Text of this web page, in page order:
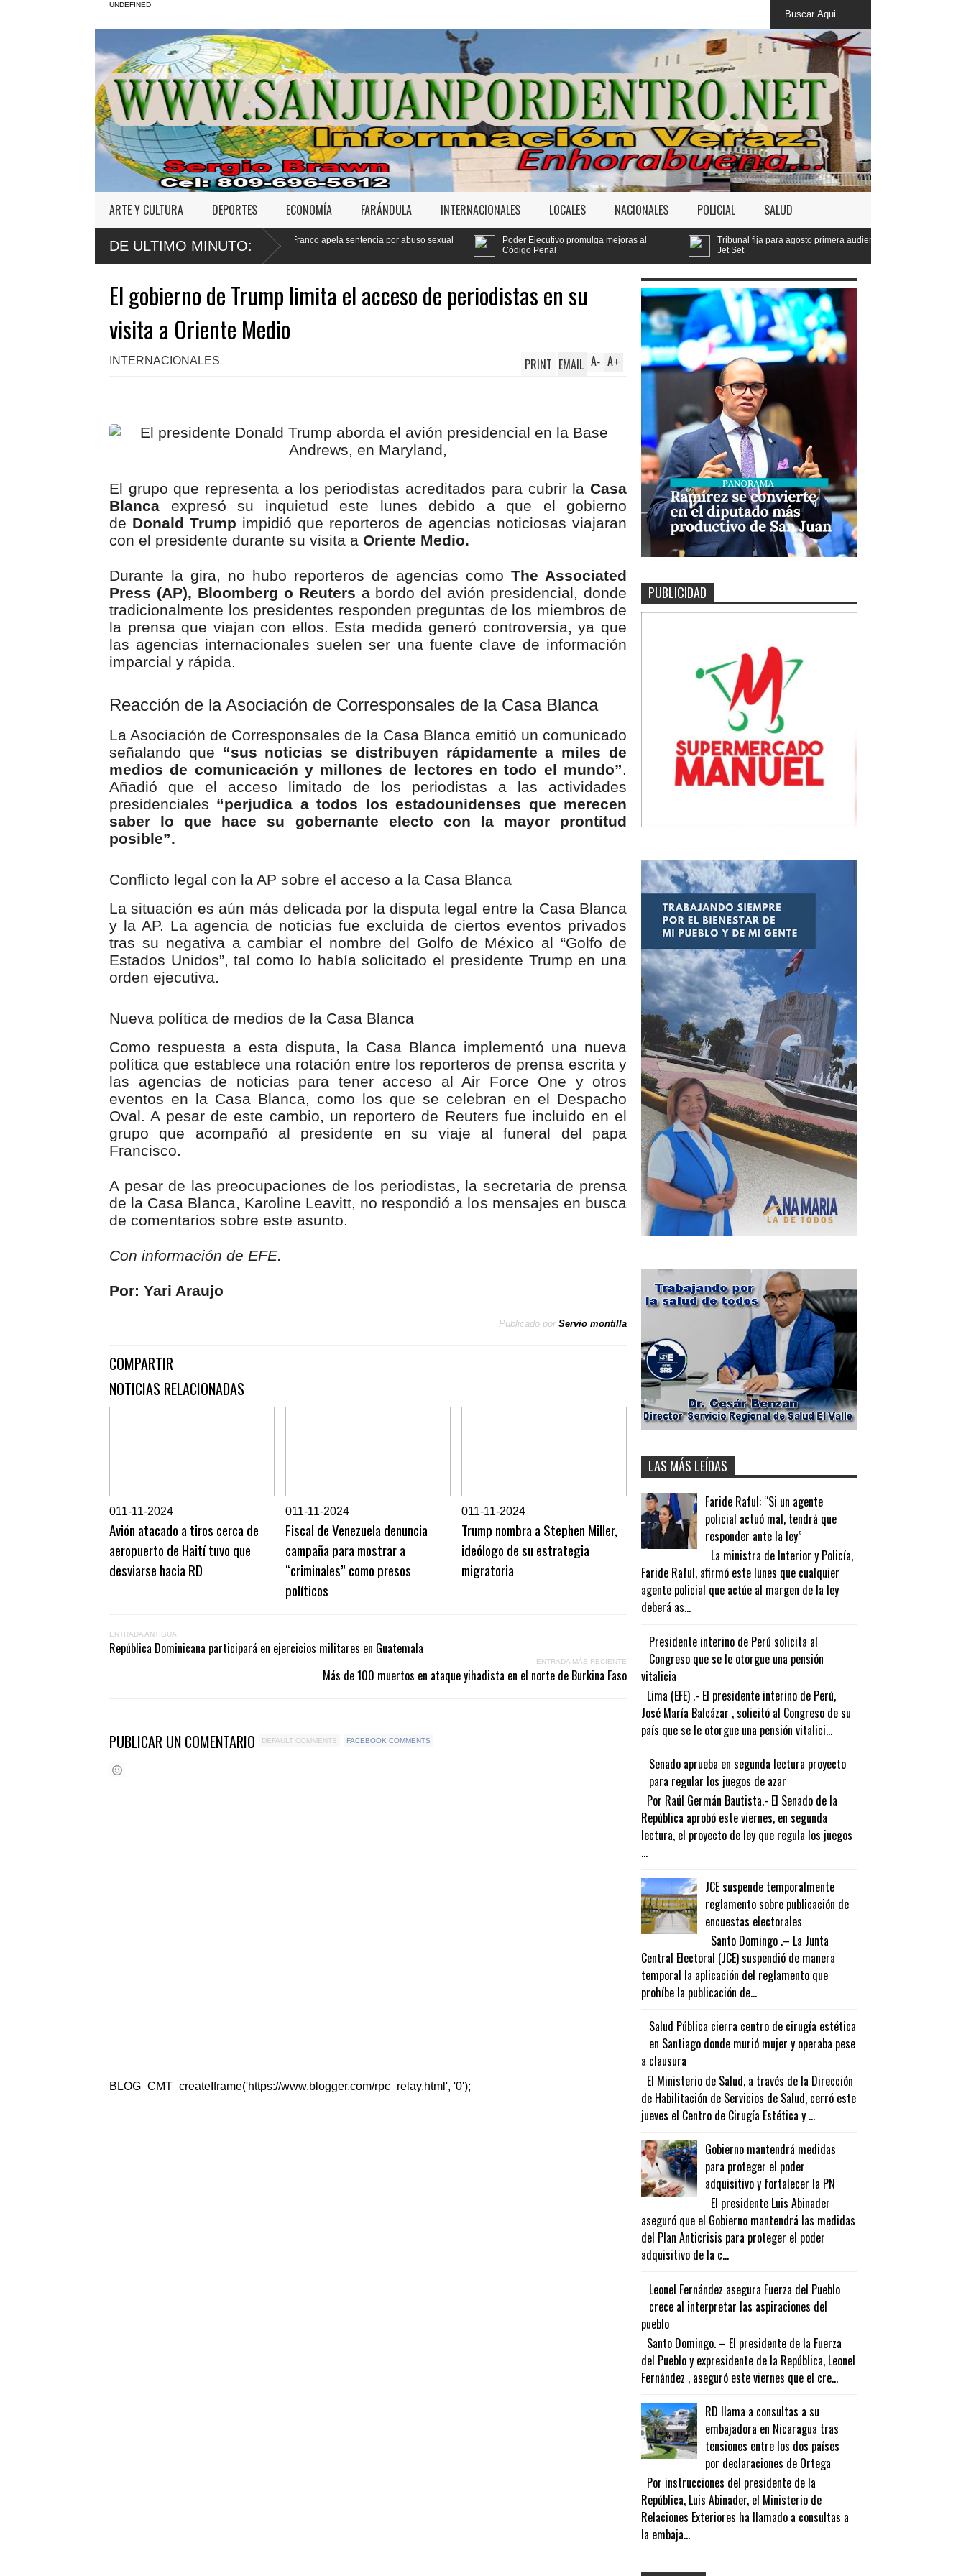
UNDEFINED
ARTE Y CULTURA DEPORTES ECONOMÍA FARÁNDULA INTERNACIONALES LOCALES NACIONALES POLICIAL SALUD
DE ULTIMO MINUTO:
Defensa de Wander Franco apela sentencia por abuso sexual
a menor
Poder Ejecutivo promulga mejoras al
Tribunal fija para agosto primera audiencia de fondo por derrumbe del
El gobierno de Trump limita el acceso de periodistas en su
visita a Oriente Medio
INTERNACIONALES A+
A-
PRINT EMAIL
El grupo que representa a los periodistas acreditados para cubrir la Casa
Blanca expresó su inquietud este lunes debido a que el gobierno
de Donald Trump impidió que reporteros de agencias noticiosas viajaran
con el presidente durante su visita a Oriente Medio.
Durante la gira, no hubo reporteros de agencias como The Associated
Press (AP), Bloomberg o Reuters a bordo del avión presidencial, donde
tradicionalmente los presidentes responden preguntas de los miembros de
la prensa que viajan con ellos. Esta medida generó controversia, ya que
las agencias internacionales suelen ser una fuente clave de información
imparcial y rápida.
Reacción de la Asociación de Corresponsales de la Casa Blanca
La Asociación de Corresponsales de la Casa Blanca emitió un comunicado
señalando que “sus noticias se distribuyen rápidamente a miles de
medios de comunicación y millones de lectores en todo el mundo”.
Añadió que el acceso limitado de los periodistas a las actividades
presidenciales “perjudica a todos los estadounidenses que merecen
saber lo que hace su gobernante electo con la mayor prontitud
posible”.
Conflicto legal con la AP sobre el acceso a la Casa Blanca
La situación es aún más delicada por la disputa legal entre la Casa Blanca
y la AP. La agencia de noticias fue excluida de ciertos eventos privados
tras su negativa a cambiar el nombre del Golfo de México al “Golfo de
Estados Unidos”, tal como lo había solicitado el presidente Trump en una
orden ejecutiva.
Nueva política de medios de la Casa Blanca
Como respuesta a esta disputa, la Casa Blanca implementó una nueva
política que establece una rotación entre los reporteros de prensa escrita y
las agencias de noticias para tener acceso al Air Force One y otros
eventos en la Casa Blanca, como los que se celebran en el Despacho
Oval. A pesar de este cambio, un reportero de Reuters fue incluido en el
grupo que acompañó al presidente en su viaje al funeral del papa
Francisco.
A pesar de las preocupaciones de los periodistas, la secretaria de prensa
de la Casa Blanca, Karoline Leavitt, no respondió a los mensajes en busca
de comentarios sobre este asunto.
Con información de EFE.
Por: Yari Araujo
Publicado por Servio montilla
COMPARTIR
NOTICIAS RELACIONADAS
011-11-2024
Avión atacado a tiros cerca de
aeropuerto de Haití tuvo que
desviarse hacia RD
011-11-2024
Fiscal de Venezuela denuncia
campaña para mostrar a
“criminales” como presos
políticos
011-11-2024
Trump nombra a Stephen Miller,
ideólogo de su estrategia
migratoria
ENTRADA ANTIGUA
República Dominicana participará en ejercicios militares en Guatemala
ENTRADA MÁS RECIENTE
Más de 100 muertos en ataque yihadista en el norte de Burkina Faso
PUBLICAR UN COMENTARIO DEFAULT COMMENTS FACEBOOK COMMENTS
BLOG_CMT_createIframe('https://www.blogger.com/rpc_relay.html', '0');
PUBLICIDAD
LAS MÁS LEÍDAS
Faride Raful: “Si un agente
policial actuó mal, tendrá que
responder ante la ley”
La ministra de Interior y Policía,
Faride Raful, afirmó este lunes que cualquier
agente policial que actúe al margen de la ley
deberá as...
Presidente interino de Perú solicita al
Congreso que se le otorgue una pensión
vitalicia
Lima (EFE) .- El presidente interino de Perú,
José María Balcázar , solicitó al Congreso de su
país que se le otorgue una pensión vitalici...
Senado aprueba en segunda lectura proyecto
para regular los juegos de azar
Por Raúl Germán Bautista.- El Senado de la
República aprobó este viernes, en segunda
lectura, el proyecto de ley que regula los juegos
...
JCE suspende temporalmente
reglamento sobre publicación de
encuestas electorales
Santo Domingo .– La Junta
Central Electoral (JCE) suspendió de manera
temporal la aplicación del reglamento que
prohíbe la publicación de...
Salud Pública cierra centro de cirugía estética
en Santiago donde murió mujer y operaba pese
a clausura
El Ministerio de Salud, a través de la Dirección
de Habilitación de Servicios de Salud, cerró este
jueves el Centro de Cirugía Estética y ...
Gobierno mantendrá medidas
para proteger el poder
adquisitivo y fortalecer la PN
El presidente Luis Abinader
aseguró que el Gobierno mantendrá las medidas
del Plan Anticrisis para proteger el poder
adquisitivo de la c...
Leonel Fernández asegura Fuerza del Pueblo
crece al interpretar las aspiraciones del
pueblo
Santo Domingo. – El presidente de la Fuerza
del Pueblo y expresidente de la República, Leonel
Fernández , aseguró este viernes que el cre...
RD llama a consultas a su
embajadora en Nicaragua tras
tensiones entre los dos países
por declaraciones de Ortega
Por instrucciones del presidente de la
República, Luis Abinader, el Ministerio de
Relaciones Exteriores ha llamado a consultas a
la embaja...